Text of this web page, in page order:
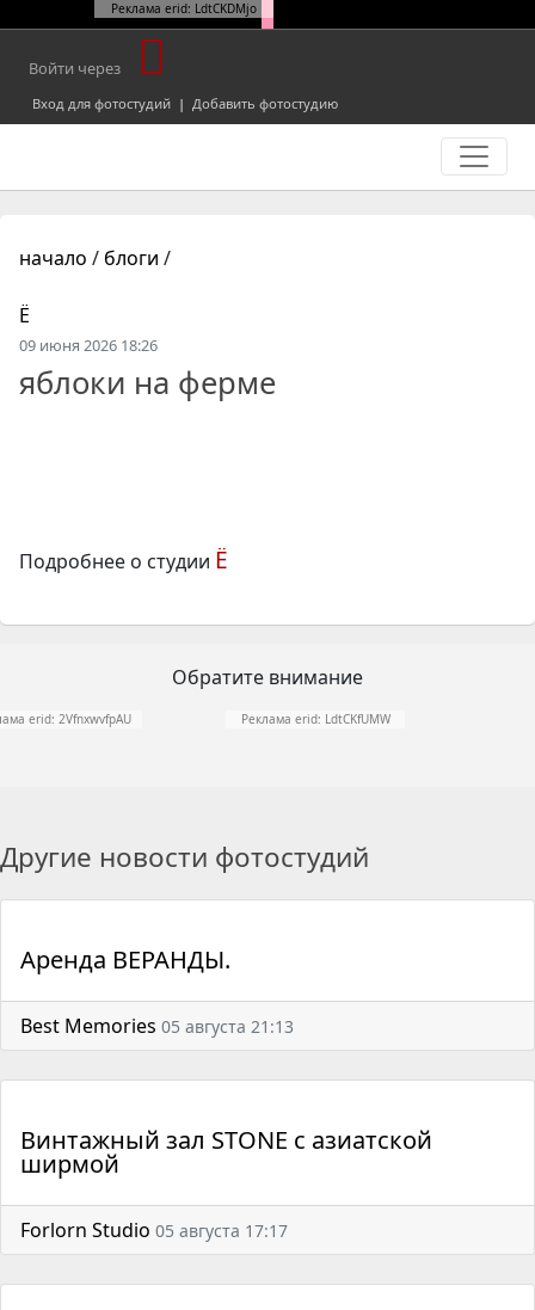
Реклама erid: LdtCKDMjo
Войти через
Вход для фотостудий | Добавить фотостудию
начало / блоги /
Ё
09 июня 2026 18:26
яблоки на ферме
Подробнее о студии Ё
Обратите внимание
erid: 2VfnxwvfpAU Реклама erid: LdtCKfUMW
Другие новости фотостудий
Аренда ВЕРАНДЫ.
Best Memories 05 августа 21:13
Винтажный зал STONE с азиатской
ширмой
Forlorn Studio 05 августа 17:17